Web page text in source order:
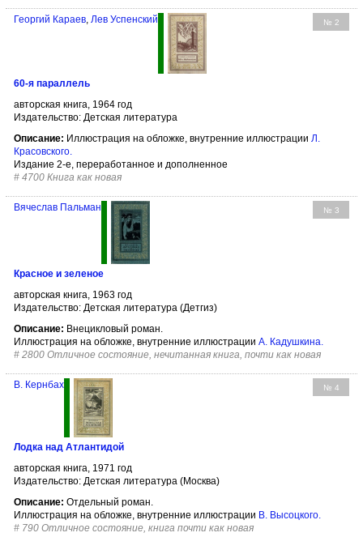
№ 2
Георгий Караев Лев Успенский
60-я параллель
авторская книга, 1964 год
Издательство: Детская литература
Описание: Иллюстрация на обложке, внутренние иллюстрации Л.
Красовского.
Издание 2-е, переработанное и дополненное
# 4700 Книга как новая
№ 3
Вячеслав Пальман
Красное и зеленое
авторская книга, 1963 год
Издательство: Детская литература (Детгиз)
Описание: Внецикловый роман.
Иллюстрация на обложке, внутренние иллюстрации А. Кадушкина
# 2800 Отличное состояние, нечитанная книга, почти как новая
№ 4
В. Кернбах
Лодка над Атлантидой
авторская книга, 1971 год
Издательство: Детская литература (Москва)
Описание: Отдельный роман.
Иллюстрация на обложке, внутренние иллюстрации В. Высоцкого.
# 790 Отличное состояние, книга почти как новая